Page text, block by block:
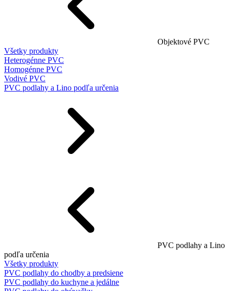
Objektové PVC
Všetky produkty
Heterogénne PVC
Homogénne PVC
Vodivé PVC
PVC podlahy a Lino podľa určenia
PVC podlahy a Lino
podľa určenia
Všetky produkty
PVC podlahy do chodby a predsiene
PVC podlahy do kuchyne a jedálne